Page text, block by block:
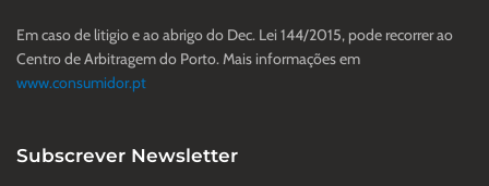
Em caso de litigio e ao abrigo do Dec. Lei 144/2015, pode recorrer ao
Centro de Arbitragem do Porto. Mais informações em
www.consumidor.pt
Subscrever Newsletter